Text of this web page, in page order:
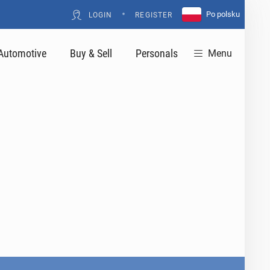
LOGIN • REGISTER Po polsku
Buy & Sell Personals Menu